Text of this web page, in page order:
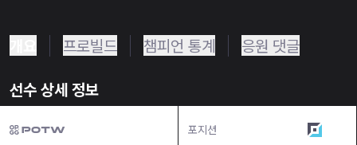
프로빌드 챔피언 통계 응원 댓글
선수 상세 정보
포지션